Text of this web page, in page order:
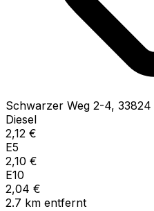
Schwarzer Weg 2-4, 33824
Diesel
2,12 €
E5
2,10 €
E10
2,04 €
2.7 km entfernt